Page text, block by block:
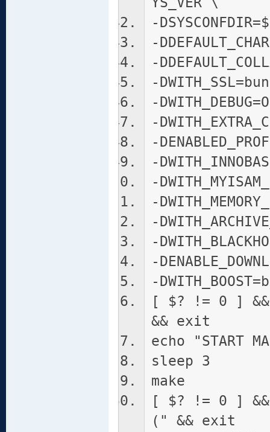
-
-
-
-
-
-
-
-
-
-
-
-
-
-
[ $? != 0 ]
&& exit
echo "START
sleep 3
make
[ $? != 0 ] &&
(" && exit